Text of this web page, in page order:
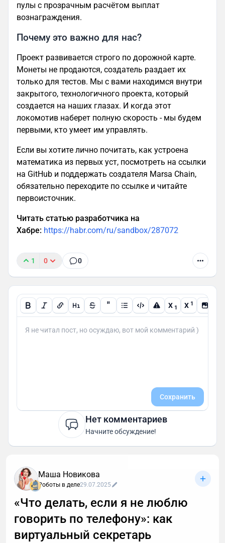
пулы с прозрачным расчётом выплат
вознаграждения.
Почему это важно для нас?
Проект развивается строго по дорожной карте.
Монеты не продаются, создатель раздает их
только для тестов. Мы с вами находимся внутри
закрытого, технологичного проекта, который
создается на наших глазах. И когда этот
локомотив наберет полную скорость - мы будем
первыми, кто умеет им управлять.
Если вы хотите лично почитать, как устроена
математика из первых уст, посмотреть на ссылки
на GitHub и поддержать создателя Marsa Chain,
обязательно переходите по ссылке и читайте
первоисточник.
Читать статью разработчика на
Хабре: https://habr.com/ru/sandbox/287072
1 0 0
" X 1 X 1
Сохранить
Нет комментариев
Начните обсуждение!
Маша Новикова
Роботы в деле29.07.2025
«Что делать, если я не люблю
говорить по телефону»: как
виртуальный секретарь